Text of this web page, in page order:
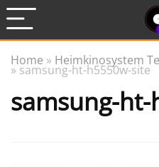
Home » Heimkinosystem
» samsung-ht-h5550w-site
samsung-